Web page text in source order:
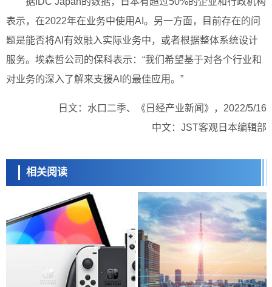
表示，在2022年在业务中使用AI。另一方面，目前存在的问
题是能否将AI有效融入实际业务中，或者根据整体系统设计
服务。埃森哲公司的保科表示：“我们希望基于对各个行业和
对业务的深入了解来支援AI的最佳应用。”
日文：水口二季、《日经产业新闻》，2022/5/16
中文：JST客观日本编辑部
相关阅读